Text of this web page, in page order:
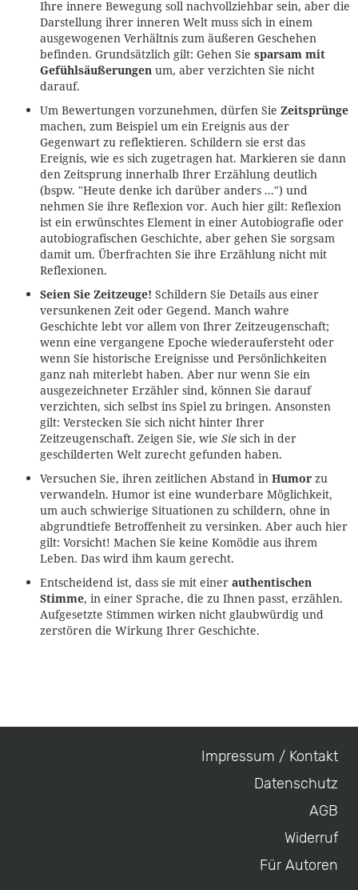
Ihre innere Bewegung soll nachvollziehbar sein, aber die
Darstellung ihrer inneren Welt muss sich in einem
ausgewogenen Verhältnis zum äußeren Geschehen
befinden. Grundsätzlich gilt: Gehen Sie sparsam mit
Gefühlsäußerungen um, aber verzichten Sie nicht
darauf.
Um Bewertungen vorzunehmen, dürfen Sie Zeitsprünge
machen, zum Beispiel um ein Ereignis aus der
Gegenwart zu reflektieren. Schildern sie erst das
Ereignis, wie es sich zugetragen hat. Markieren sie dann
den Zeitsprung innerhalb Ihrer Erzählung deutlich
(bspw. "Heute denke ich darüber anders ...") und
nehmen Sie ihre Reflexion vor. Auch hier gilt: Reflexion
ist ein erwünschtes Element in einer Autobiografie oder
autobiografischen Geschichte, aber gehen Sie sorgsam
damit um. Überfrachten Sie ihre Erzählung nicht mit
Reflexionen.
Seien Sie Zeitzeuge! Schildern Sie Details aus einer
versunkenen Zeit oder Gegend. Manch wahre
Geschichte lebt vor allem von Ihrer Zeitzeugenschaft;
wenn eine vergangene Epoche wiederaufersteht oder
wenn Sie historische Ereignisse und Persönlichkeiten
ganz nah miterlebt haben. Aber nur wenn Sie ein
ausgezeichneter Erzähler sind, können Sie darauf
verzichten, sich selbst ins Spiel zu bringen. Ansonsten
gilt: Verstecken Sie sich nicht hinter Ihrer
Zeitzeugenschaft. Zeigen Sie, wie Sie sich in der
geschilderten Welt zurecht gefunden haben.
Versuchen Sie, ihren zeitlichen Abstand in Humor zu
verwandeln. Humor ist eine wunderbare Möglichkeit,
um auch schwierige Situationen zu schildern, ohne in
abgrundtiefe Betroffenheit zu versinken. Aber auch hier
gilt: Vorsicht! Machen Sie keine Komödie aus ihrem
Leben. Das wird ihm kaum gerecht.
Entscheidend ist, dass sie mit einer authentischen
Stimme, in einer Sprache, die zu Ihnen passt, erzählen.
Aufgesetzte Stimmen wirken nicht glaubwürdig und
zerstören die Wirkung Ihrer Geschichte.
Impressum / Kontakt
Datenschutz
AGB
Widerruf
Für Autoren